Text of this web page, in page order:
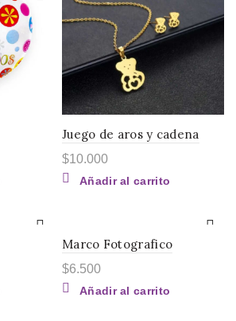
Juego de aros y cadena
$10.000
Añadir al carrito
Marco Fotografico
$6.500
Añadir al carrito